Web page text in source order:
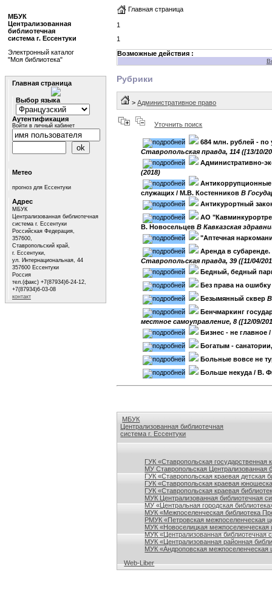
Главная страница
1
1
Возможные действия :
Рубрики
>Административное право
Уточнить поиск
684 млн. рублей - по
Ставропольская правда, 114 ([13/10/
Административно-
(2018)
Антикоррупционные
служащих / М.В. КостенниковB
Антикурортный
АО
В. НовосельцевB Кавказская
"Аптечная
Аренда в
Ставропольская правда, 39 ([11/04/
Бедный, бедный
Без права на ошибку
Безымянный сквер
Бенчмаркинг
местное самоуправление, 8 ([12/09/
Бизнес - не главное /
Богатым -
Больные вовсе не
Больше некуда / В.
МБУК
Централизованная библиотечная
система г. Ессентуки
ГУК «Ставропольская
МУ Ставропольская Централизованная
ГУК «Ставропольская краевая детская
ГУК «Ставропольская краевая
ГУК «Ставропольская краевая
МУК Централизованная библиотечная
МУ «Центральная городская
МУК «Межпоселенческая библиотека
РМУК «Петровская межпоселенческая
МУК «Новоселицкая межпоселенческая
МУК «Централизованная библиотечная
МУК «Централизованная районная
МУК «Андроповская межпоселенческая
Web-Liber
МБУК
Централизованная
библиотечная
система г. Ессентуки
Электронный каталог
"Моя библиотека"
Главная страница
Выбор языка
Аутентификация
Войти в личный кабинет
Метео
прогноз для Ессентуки
Адрес
МБУК
Централизованная библиотечная
система г. Ессентуки
Российская Федерация,
357600,
Ставропольский край,
г. Ессентуки,
ул. Интернациональная, 44
357600 Ессентуки
Россия
тел.(факс) +7(87934)6-24-12,
+7(87934)6-03-08
контакт